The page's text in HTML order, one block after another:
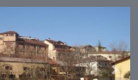
Next